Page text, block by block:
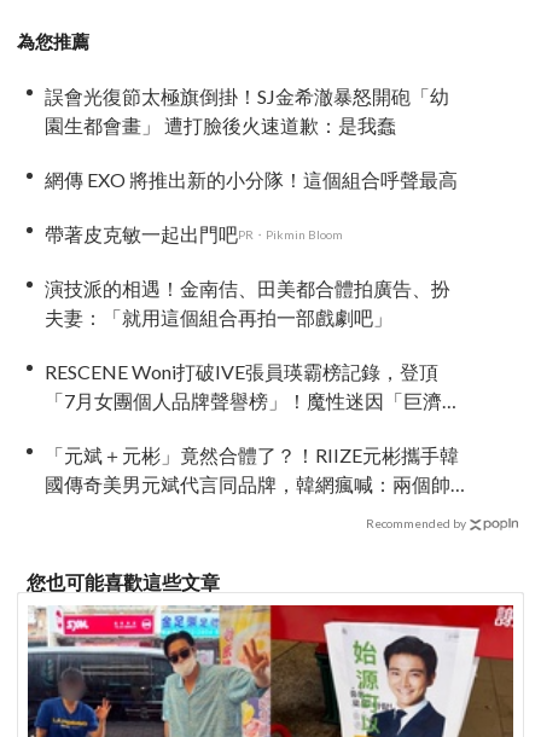
為您推薦
誤會光復節太極旗倒掛！SJ金希澈暴怒開砲「幼
園生都會畫」 遭打臉後火速道歉：是我蠢
網傳 EXO 將推出新的小分隊！這個組合呼聲最高
帶著皮克敏一起出門吧PR・Pikmin Bloom
演技派的相遇！金南佶、田美都合體拍廣告、扮
夫妻：「就用這個組合再拍一部戲劇吧」
RESCENE Woni打破IVE張員瑛霸榜記錄，登頂
「7月女團個人品牌聲譽榜」！魔性迷因「巨濟呀
「元斌＋元彬」竟然合體了？！RIIZE元彬攜手韓
國傳奇美男元斌代言同品牌，韓網瘋喊：兩個帥
Recommended by
您也可能喜歡這些文章